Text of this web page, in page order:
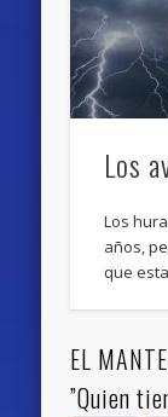
Los
Los
años,
que
EL
”Quien